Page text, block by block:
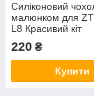
Силіконовий
малюнком для
L8 Красивий кіт
220 ₴
Купити